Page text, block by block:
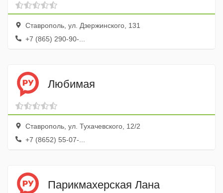
Ставрополь, ул. Дзержинского, 131
+7 (865) 290-90-...
Любимая
Ставрополь, ул. Тухачевского, 12/2
+7 (8652) 55-07-...
Парикмахерская Лана